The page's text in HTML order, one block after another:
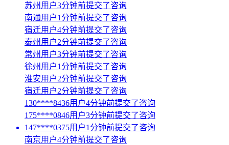
苏州用户3分钟前提交了咨询
南通用户1分钟前提交了咨询
宿迁用户4分钟前提交了咨询
泰州用户2分钟前提交了咨询
常州用户3分钟前提交了咨询
徐州用户1分钟前提交了咨询
淮安用户2分钟前提交了咨询
宿迁用户2分钟前提交了咨询
130****8436用户4分钟前提交了咨询
175****0846用户3分钟前提交了咨询
147****0375用户1分钟前提交了咨询
南京用户4分钟前提交了咨询